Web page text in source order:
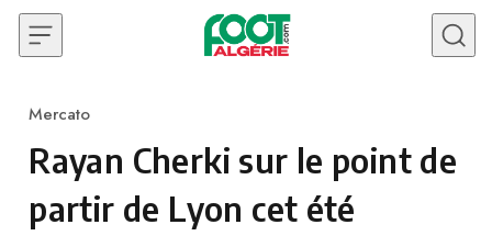
Skip to content
Category
Mercato
Rayan Cherki sur le point de
partir de Lyon cet été